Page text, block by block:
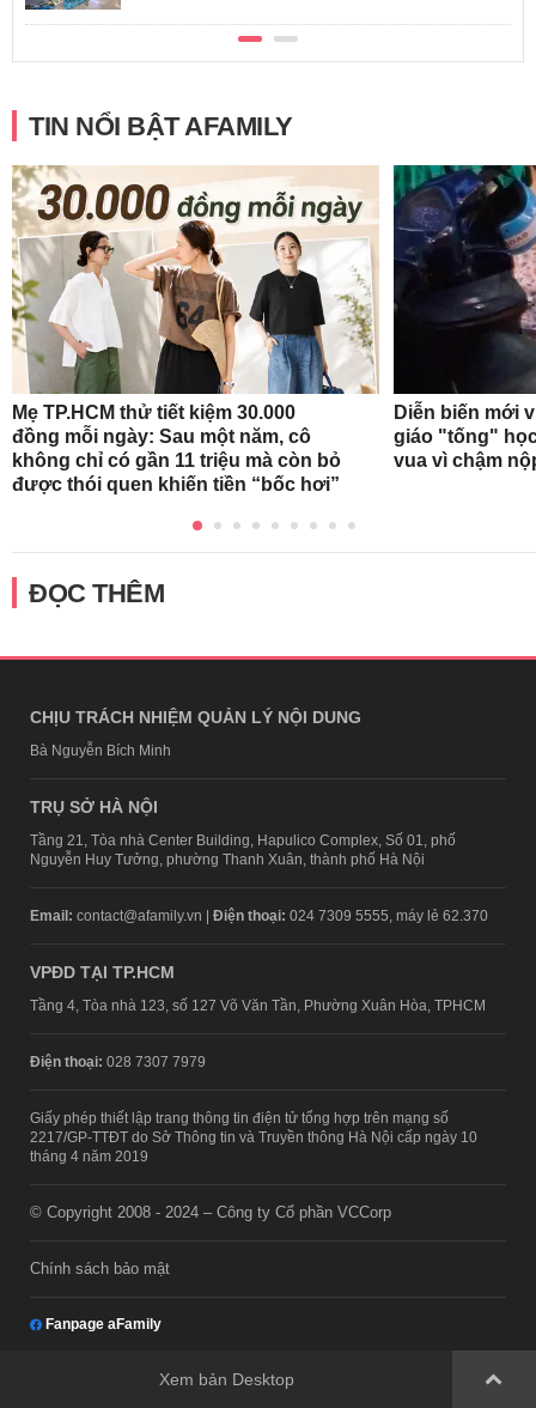
TIN NỔI BẬT AFAMILY
Mẹ TP.HCM thử tiết kiệm 30.000
đồng mỗi ngày: Sau một năm, cô
không chỉ có gần 11 triệu mà còn bỏ
được thói quen khiến tiền “bốc hơi”
Diễn biến mới
giáo "tống"
vua vì chậm
ĐỌC THÊM
CHỊU TRÁCH NHIỆM QUẢN LÝ NỘI DUNG
Bà Nguyễn Bích Minh
TRỤ SỞ HÀ NỘI
Tầng 21, Tòa nhà Center Building, Hapulico Complex, Số 01, phố
Nguyễn Huy Tưởng, phường Thanh Xuân, thành phố Hà Nội
Email: contact@afamily.vn | Điện thoại: 024 7309 5555, máy lẻ 62.370
VPĐD TẠI TP.HCM
Tầng 4, Tòa nhà 123, số 127 Võ Văn Tần, Phường Xuân Hòa, TPHCM
Điện thoại: 028 7307 7979
Giấy phép thiết lập trang thông tin điện tử tổng hợp trên mạng số
2217/GP-TTĐT do Sở Thông tin và Truyền thông Hà Nội cấp ngày 10
tháng 4 năm 2019
© Copyright 2008 - 2024 – Công ty Cổ phần VCCorp
Chính sách bảo mật
Fanpage aFamily
Xem bản Desktop